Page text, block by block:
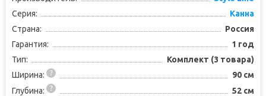
Серия:
Канна
Страна:
Россия
Гарантия:
1 год
Тип:
Комплект (3 товара)
Ширина:
90 см
Глубина:
52 см